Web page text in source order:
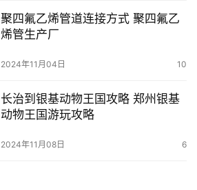
聚四氟乙烯管道连接方式 聚四氟乙
烯管生产厂
2024年11月04日 10
长治到银基动物王国攻略 郑州银基
动物王国游玩攻略
2024年11月08日 6